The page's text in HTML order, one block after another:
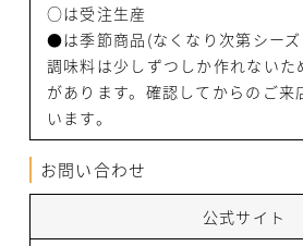
○は受注生産
●は季節商品(なくなり次第シーズ
調味料は少しずつしか作れないた
があります。確認してからのご来
います。
お問い合わせ
公式サイト